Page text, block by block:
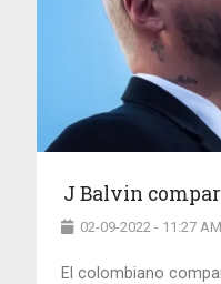
J Balvin
02-09-2022 - 11:27 AM
El colombiano